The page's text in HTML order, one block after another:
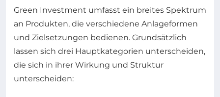
Green Investment umfasst ein breites Spektrum
an Produkten, die verschiedene Anlageformen
und Zielsetzungen bedienen. Grundsätzlich
lassen sich drei Hauptkategorien unterscheiden,
die sich in ihrer Wirkung und Struktur
unterscheiden: